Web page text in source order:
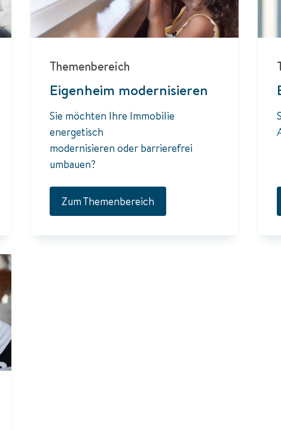
Themenbereich
Eigenheim modernisieren
Sie möchten Ihre Immobilie
energetisch
modernisieren oder barrierefrei
umbauen?
Zum Themenbereich